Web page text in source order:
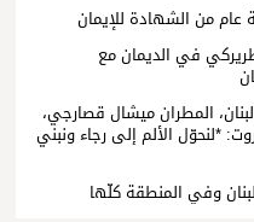
من الشهادة للإيمان
في الديمان مع
المطران ميشال قصارجي،
*لنحوّل الألم إلى رجاء ونبني
وفي المنطقة كلّها